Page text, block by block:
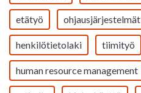
etätyö ohjausjärjestelmät
henkilötietolaki tiimityö
human resource management